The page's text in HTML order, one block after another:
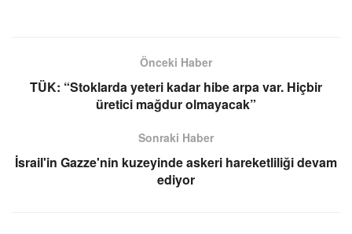
Önceki Haber
TÜK: “Stoklarda yeteri kadar hibe arpa var. Hiçbir
üretici mağdur olmayacak”
Sonraki Haber
İsrail'in Gazze'nin kuzeyinde askeri hareketliliği devam
ediyor